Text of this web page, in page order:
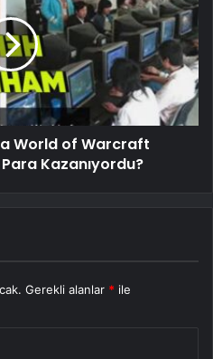
World of Warcraft
Kazanıyordu?
Gerekli alanlar * ile